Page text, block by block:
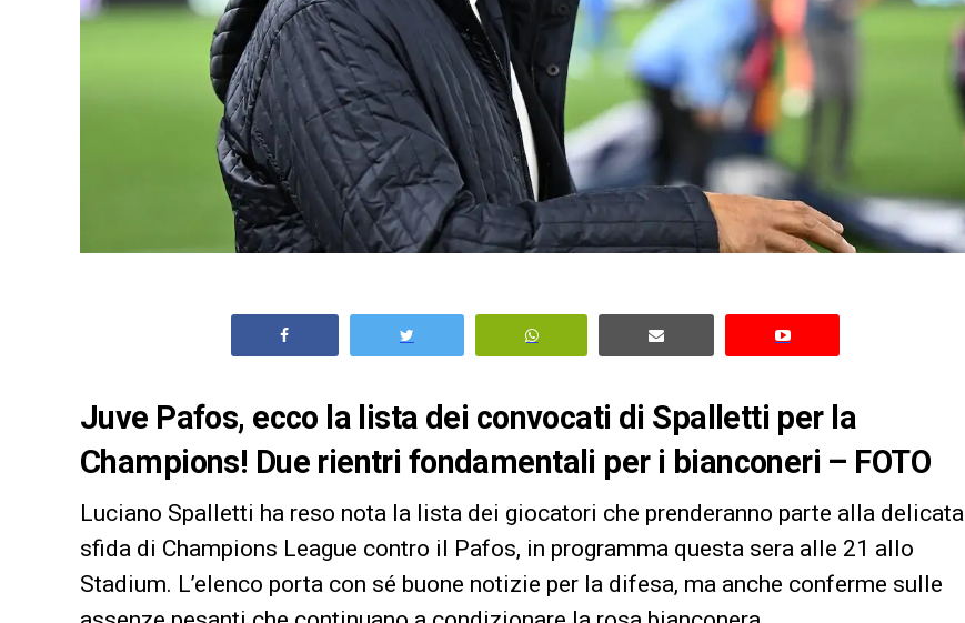
Juve Pafos, ecco la lista dei convocati di Spalletti per la
Champions! Due rientri fondamentali per i bianconeri – FOTO
Luciano Spalletti ha reso nota la lista dei giocatori che prenderanno parte alla delicata
sfida di Champions League contro il Pafos, in programma questa sera alle 21 allo
Stadium. L’elenco porta con sé buone notizie per la difesa, ma anche conferme sulle